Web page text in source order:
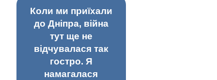
Коли ми приїхали
до Дніпра, війна
тут ще не
відчувалася так
гостро. Я
намагалася